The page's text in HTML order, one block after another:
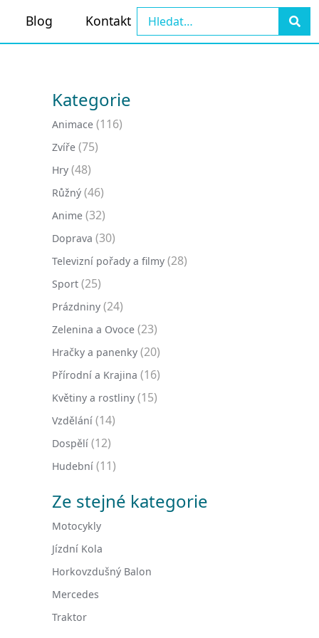
Blog Kontakt
Kategorie
Animace (116)
Zvíře (75)
Hry (48)
Růžný (46)
Anime (32)
Doprava (30)
Televizní pořady a filmy (28)
Sport (25)
Prázdniny (24)
Zelenina a Ovoce (23)
Hračky a panenky (20)
Přírodní a Krajina (16)
Květiny a rostliny (15)
Vzdělání (14)
Dospělí (12)
Hudební (11)
Ze stejné kategorie
Motocykly
Jízdní Kola
Horkovzdušný Balon
Mercedes
Traktor